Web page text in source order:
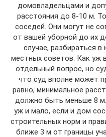
домовладельцами и
расстояния до 8-10 м.
соседей. Они могут не
от вашей уборной до их
случае, разбираться
местных советов. Как уж
отдельный вопрос, но
что суд вполне может
равно, минимальное
должно быть меньше 8
уж и мало, если и дом
строительных норм и
ближе 3 м от границы